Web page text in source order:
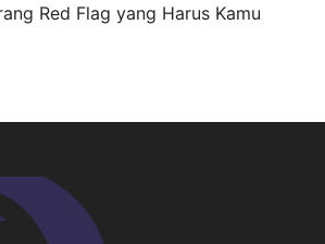
Red Flag yang Harus Kamu